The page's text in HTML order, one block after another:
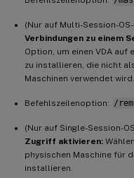
(Nur auf Multi-Session-
Verbindungen zu einem
Option, um einen VDA
zu installieren, die nicht
Maschinen verwendet wird.
Befehlszeilenoption: /
(Nur auf Single-Session-
Zugriff aktivieren:
physischen Maschine für
installieren.